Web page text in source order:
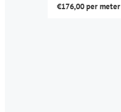
€176,00per meter